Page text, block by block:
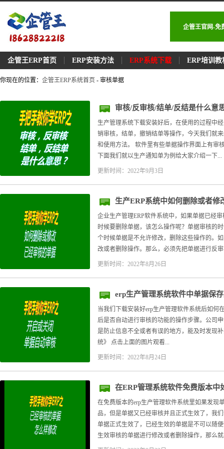
企管王官网-免
企管王ERP首页 ERP安装方法 ERP系统下载 ERP培训教
你现在的位置： 企管王ERP系统首页 - 审核单据
审核/反审核/结单/反结是什么意
生产管理系统下载安装好后，在使用的过程中
销审核，结单，撤销结单等操作，今天我们就
和使用方法。 软件里有些单据操作界面上有审
下面我们就以生产通知单为例给大家介绍一下...
更新时间：2022年9月3日
生产ERP系统中如何删除或者
企业生产管理ERP软件系统中，如果单据已经
时候要删除单据，该怎么操作呢？单据审核的
个时候单据是不允许修改，删除这些操作的。
改或者删除操作。那么，必须先把单据进行反
更新时间：2022年8月26日
erp生产管理系统软件中单据保
当我们下载安装好erp生产管理软件系统后如何
后是否自动进行审核的功能的操作步骤。公司
是防止信息不全或者有误的地方，能及时发现
统》 点击上面的图片观看...
更新时间：2022年8月24日
在ERP管理系统软件免费版本中
在免费版本的erp生产管理软件系统里如果发现
品，但是单据又已经审核并且正式生效了，我
单据正式生效了，已经生效的单据是不可以随
生效审核的单据进行修改或者删除操作，那么